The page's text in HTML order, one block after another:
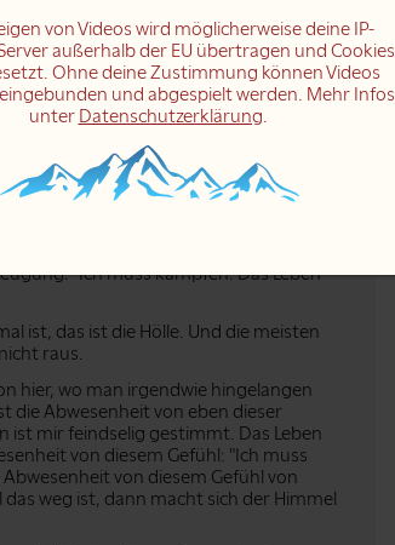
"Ich will bloß nicht in die Hölle
ich finde das sehr interessant. Ich
um danach darüber zu sprechen, wie
Dichter. Den Namen habe ich
Gefängnis ist das Gefängnis, von dem
gar nicht, dass sie in einem
Und so ist es mit der
das für die meisten Menschen
die Zukunft, angefüllt mit Angst und
Menschen zu gut kennen; so gut
"Ich muss kämpfen. Das Leben
ist, das ist die Hölle. Und die meisten
raus.
hier, wo man irgendwie hingelangen
die Abwesenheit von eben dieser
ist mir feindselig gestimmt. Das Leben
von diesem Gefühl: "Ich muss
von diesem Gefühl von
weg ist, dann macht sich der Himmel
von Videos wird möglicherweise deine IP-
außerhalb der EU übertragen und Cookies
Ohne deine Zustimmung können Videos
und abgespielt werden. Mehr Infos
unter Datenschutzerklärung.